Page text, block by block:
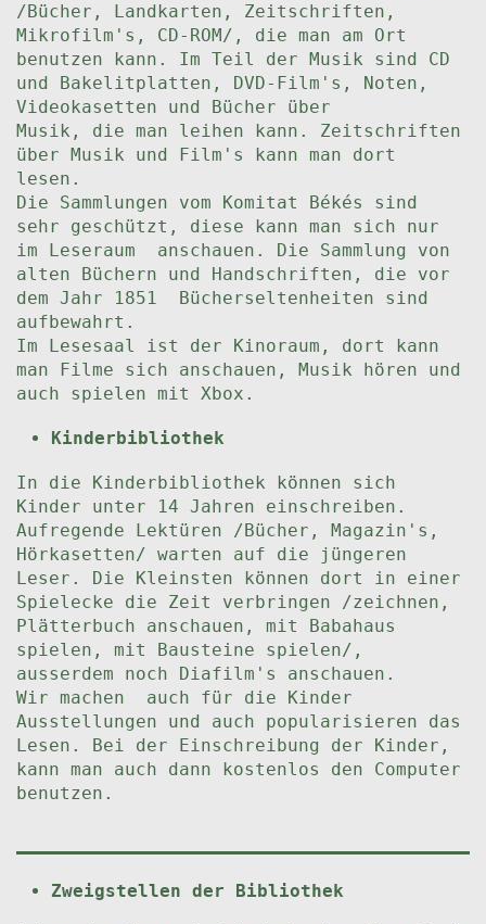
/Bücher, Landkarten, Zeitschriften,
Mikrofilm's, CD-ROM/, die man am Ort
benutzen kann. Im Teil der Musik sind CD
und Bakelitplatten, DVD-Film's, Noten,
Videokasetten und Bücher über
Musik, die man leihen kann. Zeitschriften
über Musik und Film's kann man dort
lesen.
Die Sammlungen vom Komitat Békés sind
sehr geschützt, diese kann man sich nur
im Leseraum anschauen. Die Sammlung von
alten Büchern und Handschriften, die vor
dem Jahr 1851 Bücherseltenheiten sind
aufbewahrt.
Im Lesesaal ist der Kinoraum, dort kann
man Filme sich anschauen, Musik hören und
auch spielen mit Xbox.
Kinderbibliothek
In die Kinderbibliothek können sich
Kinder unter 14 Jahren einschreiben.
Aufregende Lektüren /Bücher, Magazin's,
Hörkasetten/ warten auf die jüngeren
Leser. Die Kleinsten können dort in einer
Spielecke die Zeit verbringen /zeichnen,
Plätterbuch anschauen, mit Babahaus
spielen, mit Bausteine spielen/,
ausserdem noch Diafilm's anschauen.
Wir machen auch für die Kinder
Ausstellungen und auch popularisieren das
Lesen. Bei der Einschreibung der Kinder,
kann man auch dann kostenlos den Computer
benutzen.
Zweigstellen der Bibliothek